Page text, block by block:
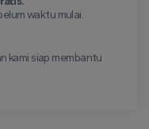
waktu mulai.
kami siap membantu